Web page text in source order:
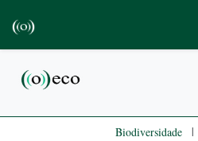
Biodiversidade |